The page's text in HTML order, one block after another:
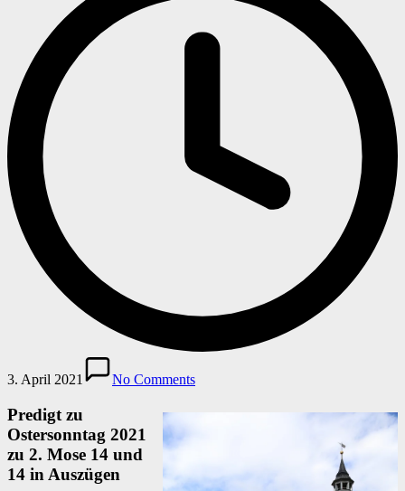
3. April 2021 No Comments
Predigt zu
Ostersonntag 2021
zu 2. Mose 14 und
14 in Auszügen